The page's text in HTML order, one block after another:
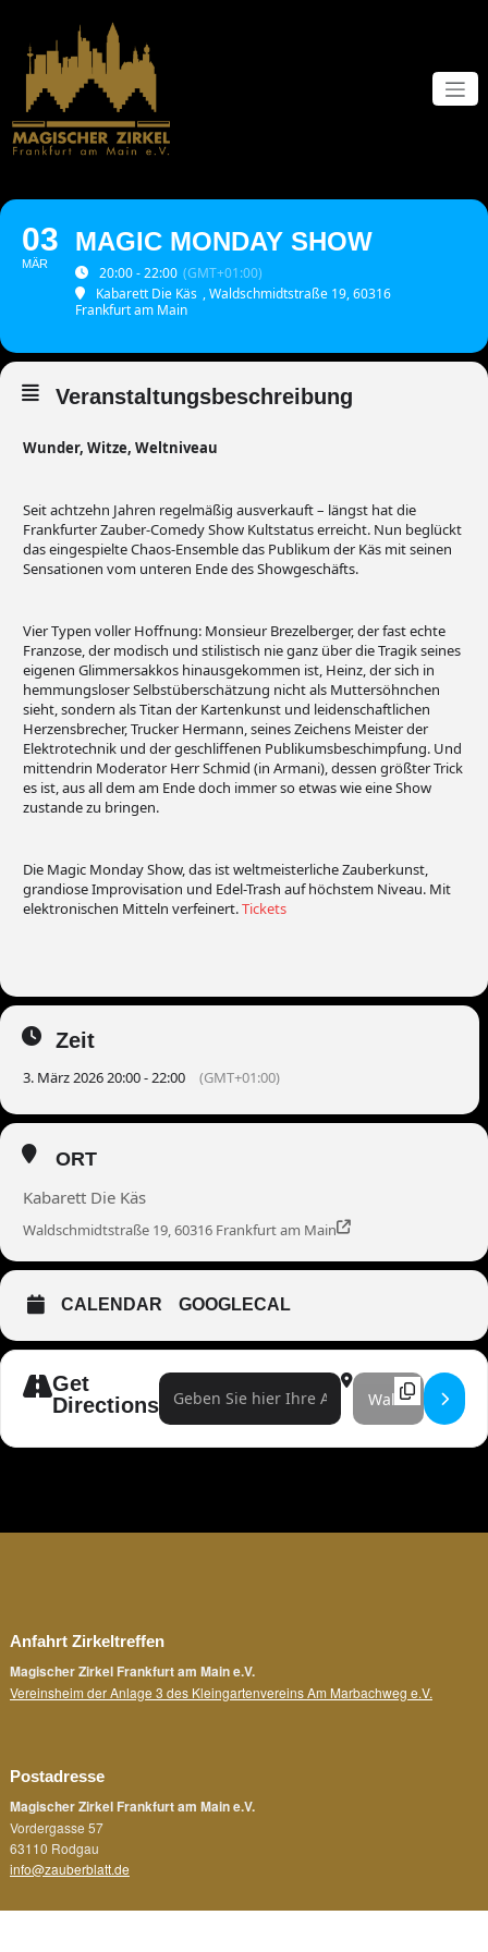
springen
03
MÄR
MAGIC MONDAY SHOW
20:00 - 22:00 (GMT+01:00)
Kabarett Die Käs , Waldschmidtstraße 19, 60316
Frankfurt am Main
Veranstaltungsbeschreibung
Wunder, Witze, Weltniveau
Seit achtzehn Jahren regelmäßig ausverkauft – längst hat die
Frankfurter Zauber-Comedy Show Kultstatus erreicht. Nun beglückt
das eingespielte Chaos-Ensemble das Publikum der Käs mit seinen
Sensationen vom unteren Ende des Showgeschäfts.
Vier Typen voller Hoffnung: Monsieur Brezelberger, der fast echte
Franzose, der modisch und stilistisch nie ganz über die Tragik seines
eigenen Glimmersakkos hinausgekommen ist, Heinz, der sich in
hemmungsloser Selbstüberschätzung nicht als Muttersöhnchen
sieht, sondern als Titan der Kartenkunst und leidenschaftlichen
Herzensbrecher, Trucker Hermann, seines Zeichens Meister der
Elektrotechnik und der geschliffenen Publikumsbeschimpfung. Und
mittendrin Moderator Herr Schmid (in Armani), dessen größter Trick
es ist, aus all dem am Ende doch immer so etwas wie eine Show
zustande zu bringen.
Die Magic Monday Show, das ist weltmeisterliche Zauberkunst,
grandiose Improvisation und Edel-Trash auf höchstem Niveau. Mit
elektronischen Mitteln verfeinert.Tickets
Zeit
3. März 2026 20:00 - 22:00 (GMT+01:00)
ORT
Kabarett Die Käs
Waldschmidtstraße 19, 60316 Frankfurt am Main
CALENDAR GOOGLECAL
Get
Directions
Address - Magic Monday Show []Destination Address
Anfahrt Zirkeltreffen
Magischer Zirkel Frankfurt am Main e.V.
Vereinsheim der Anlage 3 des Kleingartenvereins Am Marbachweg e.V.
Postadresse
Magischer Zirkel Frankfurt am Main e.V.
Vordergasse 57
63110 Rodgau
info@zauberblatt.de